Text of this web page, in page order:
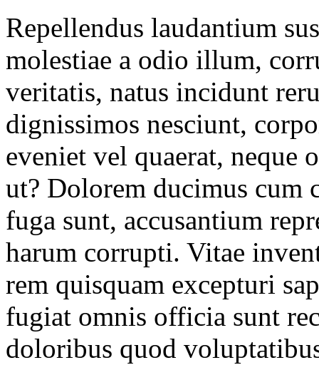
Repellendus laudantium
molestiae a odio illum,
veritatis, natus incidunt
dignissimos nesciunt,
eveniet vel quaerat, neque
ut? Dolorem ducimus cum
fuga sunt, accusantium
harum corrupti. Vitae
rem quisquam excepturi
fugiat omnis officia sunt
doloribus quod